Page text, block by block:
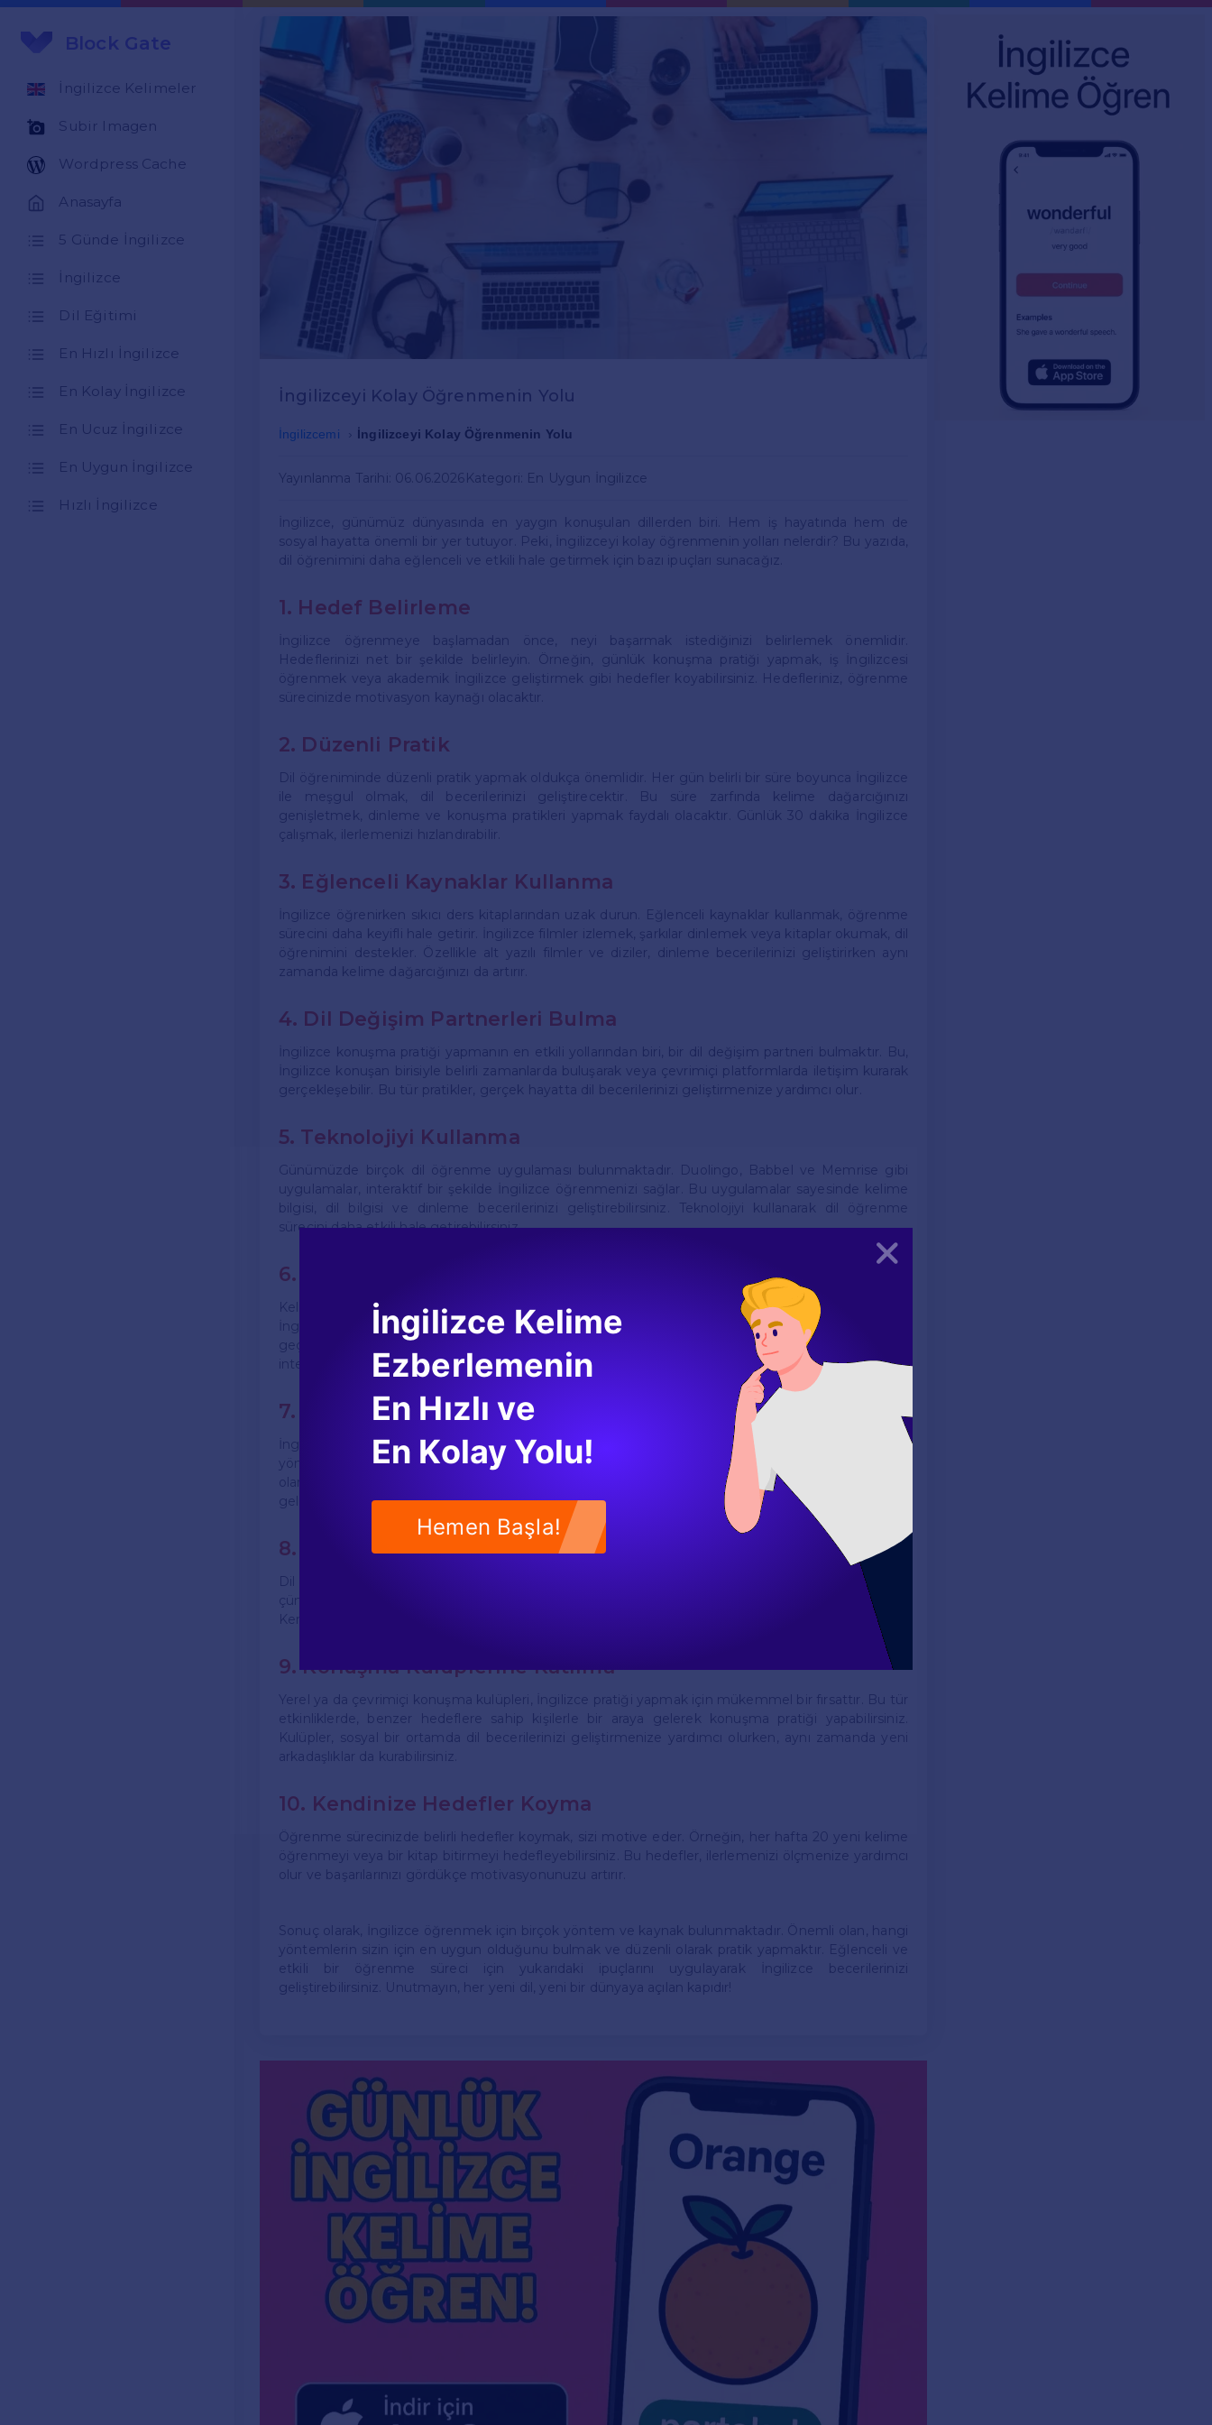
Block Gate
İngilizce Kelimeler
Subir Imagen
Wordpress Cache
Anasayfa
5 Günde İngilizce
İngilizce
Dil Eğitimi
En Hızlı İngilizce
En Kolay İngilizce
En Ucuz İngilizce
En Uygun İngilizce
Hızlı İngilizce
İngilizceyi Kolay Öğrenmenin Yolu
İngilizcemi İngilizceyi Kolay Öğrenmenin Yolu
Yayınlanma Tarihi: 06.06.2026 Kategori: En Uygun İngilizce
İngilizce, günümüz dünyasında en yaygın konuşulan dillerden biri. Hem iş hayatında hem de
sosyal hayatta önemli bir yer tutuyor. Peki, İngilizceyi kolay öğrenmenin yolları nelerdir? Bu yazıda,
dil öğrenimini daha eğlenceli ve etkili hale getirmek için bazı ipuçları sunacağız.
1. Hedef Belirleme
İngilizce öğrenmeye başlamadan önce, neyi başarmak istediğinizi belirlemek önemlidir.
Hedeflerinizi net bir şekilde belirleyin. Örneğin, günlük konuşma pratiği yapmak, iş İngilizcesi
öğrenmek veya akademik İngilizce geliştirmek gibi hedefler koyabilirsiniz. Hedefleriniz, öğrenme
sürecinizde motivasyon kaynağı olacaktır.
2. Düzenli Pratik
Dil öğreniminde düzenli pratik yapmak oldukça önemlidir. Her gün belirli bir süre boyunca İngilizce
ile meşgul olmak, dil becerilerinizi geliştirecektir. Bu süre zarfında kelime dağarcığınızı
genişletmek, dinleme ve konuşma pratikleri yapmak faydalı olacaktır. Günlük 30 dakika İngilizce
çalışmak, ilerlemenizi hızlandırabilir.
3. Eğlenceli Kaynaklar Kullanma
İngilizce öğrenirken sıkıcı ders kitaplarından uzak durun. Eğlenceli kaynaklar kullanmak, öğrenme
sürecini daha keyifli hale getirir. İngilizce filmler izlemek, şarkılar dinlemek veya kitaplar okumak, dil
öğrenimini destekler. Özellikle alt yazılı filmler ve diziler, dinleme becerilerinizi geliştirirken aynı
zamanda kelime dağarcığınızı da artırır.
4. Dil Değişim Partnerleri Bulma
İngilizce konuşma pratiği yapmanın en etkili yollarından biri, bir dil değişim partneri bulmaktır. Bu,
İngilizce konuşan birisiyle belirli zamanlarda buluşarak veya çevrimiçi platformlarda iletişim kurarak
gerçekleşebilir. Bu tür pratikler, gerçek hayatta dil becerilerinizi geliştirmenize yardımcı olur.
5. Teknolojiyi Kullanma
Günümüzde birçok dil öğrenme uygulaması bulunmaktadır. Duolingo, Babbel ve Memrise gibi
uygulamalar, interaktif bir şekilde İngilizce öğrenmenizi sağlar. Bu uygulamalar sayesinde kelime
bilgisi, dil bilgisi ve dinleme becerilerinizi geliştirebilirsiniz. Teknolojiyi kullanarak dil öğrenme
sürecini daha etkili hale getirebilirsiniz.
6. Kelime Kartları Oluşturma
Kelime kartları, yeni kelimeleri öğrenmenin eğlenceli ve etkili bir yoludur. Her bir kartın bir tarafına
İngilizce kelimeyi, diğer tarafına ise Türkçe anlamını yazabilirsiniz. Bu kartları düzenli olarak gözden
geçirmek, kelime dağarcığınızı güçlendirir. Ayrıca, kelime kartlarını arkadaşlarınızla oynayarak daha
interaktif hale getirebilirsiniz.
7. Günlük Tutma
İngilizce öğrenme sürecinde bir günlük tutmak, yazma becerilerinizi geliştirmek için harika bir
yöntemdir. Her gün yaşadıklarınızı, düşüncelerinizi veya öğrendiğiniz yeni kelimeleri İngilizce
olarak yazabilirsiniz. Bu uygulama, dil bilgisi kurallarını pekiştirmenize ve yazılı ifadelerinizi
geliştirmenize yardımcı olur.
8. Sabırlı Olma
Dil öğrenmek zaman alır ve bu süreçte sabırlı olmak önemlidir. Hatalar yapmaktan korkmayın;
çünkü bu, öğrenmenin doğal bir parçasıdır. Her gün küçük adımlar atarak ilerlediğinizi unutmayın.
Kendinize karşı nazik olun ve öğrenme sürecinin tadını çıkarın.
9. Konuşma Kulüplerine Katılma
Yerel ya da çevrimiçi konuşma kulüpleri, İngilizce pratiği yapmak için mükemmel bir fırsattır. Bu tür
etkinliklerde, benzer hedeflere sahip kişilerle bir araya gelerek konuşma pratiği yapabilirsiniz.
Kulüpler, sosyal bir ortamda dil becerilerinizi geliştirmenize yardımcı olurken, aynı zamanda yeni
arkadaşlıklar da kurabilirsiniz.
10. Kendinize Hedefler Koyma
Öğrenme sürecinizde belirli hedefler koymak, sizi motive eder. Örneğin, her hafta 20 yeni kelime
öğrenmeyi veya bir kitap bitirmeyi hedefleyebilirsiniz. Bu hedefler, ilerlemenizi ölçmenize yardımcı
olur ve başarılarınızı gördükçe motivasyonunuzu artırır.
Sonuç olarak, İngilizce öğrenmek için birçok yöntem ve kaynak bulunmaktadır. Önemli olan, hangi
yöntemlerin sizin için en uygun olduğunu bulmak ve düzenli olarak pratik yapmaktır. Eğlenceli ve
etkili bir öğrenme süreci için yukarıdaki ipuçlarını uygulayarak İngilizce becerilerinizi
geliştirebilirsiniz. Unutmayın, her yeni dil, yeni bir dünyaya açılan kapıdır!
Kapat
İngilizce Kelime
Ezberlemenin
En Hızlı ve
En Kolay Yolu!
Hemen Başla!